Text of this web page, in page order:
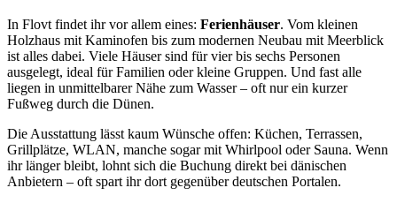
In Flovt findet ihr vor allem eines: Ferienhäuser. Vom kleinen
Holzhaus mit Kaminofen bis zum modernen Neubau mit Meerblick
ist alles dabei. Viele Häuser sind für vier bis sechs Personen
ausgelegt, ideal für Familien oder kleine Gruppen. Und fast alle
liegen in unmittelbarer Nähe zum Wasser – oft nur ein kurzer
Fußweg durch die Dünen.
Die Ausstattung lässt kaum Wünsche offen: Küchen, Terrassen,
Grillplätze, WLAN, manche sogar mit Whirlpool oder Sauna. Wenn
ihr länger bleibt, lohnt sich die Buchung direkt bei dänischen
Anbietern – oft spart ihr dort gegenüber deutschen Portalen.